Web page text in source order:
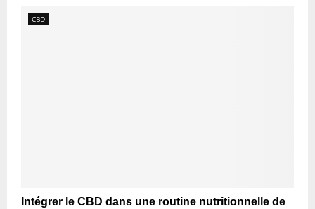
CBD
Intégrer le CBD dans une routine nutritionnelle de